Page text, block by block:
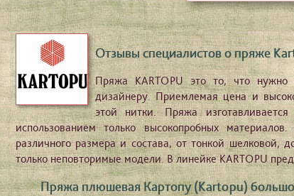
Отзывы специалистов о пряже
Пряжа KARTOPU это то, что
дизайнеру. Приемлемая цена и
этой нитки. Пряжа
использованием только высокопробных
различного размера и состава, от тонкой шелковой,
только неповторимые модели. В линейке KARTOPU
Пряжа плюшевая Картопу (Kartopu)